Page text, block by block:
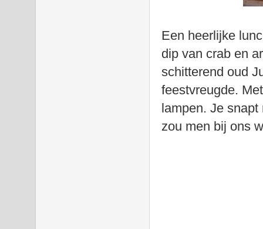
Een heerlijke
dip van crab en
schitterend oud
feestvreugde.
lampen. Je
zou men bij ons